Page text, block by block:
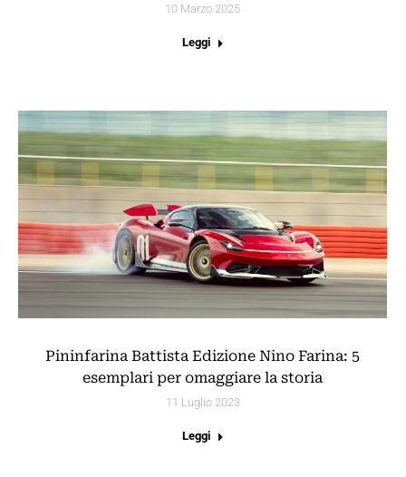
10 Marzo 2025
Leggi
Pininfarina Battista Edizione Nino Farina: 5
esemplari per omaggiare la storia
11 Luglio 2023
Leggi